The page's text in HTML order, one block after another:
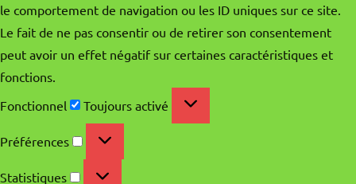
le comportement de navigation ou les ID uniques sur ce site.
Le fait de ne pas consentir ou de retirer son consentement
peut avoir un effet négatif sur certaines caractéristiques et
fonctions.
Fonctionnel
Fonctionnel
Toujours activé
Préférences Préférences
Statistiques Statistiques